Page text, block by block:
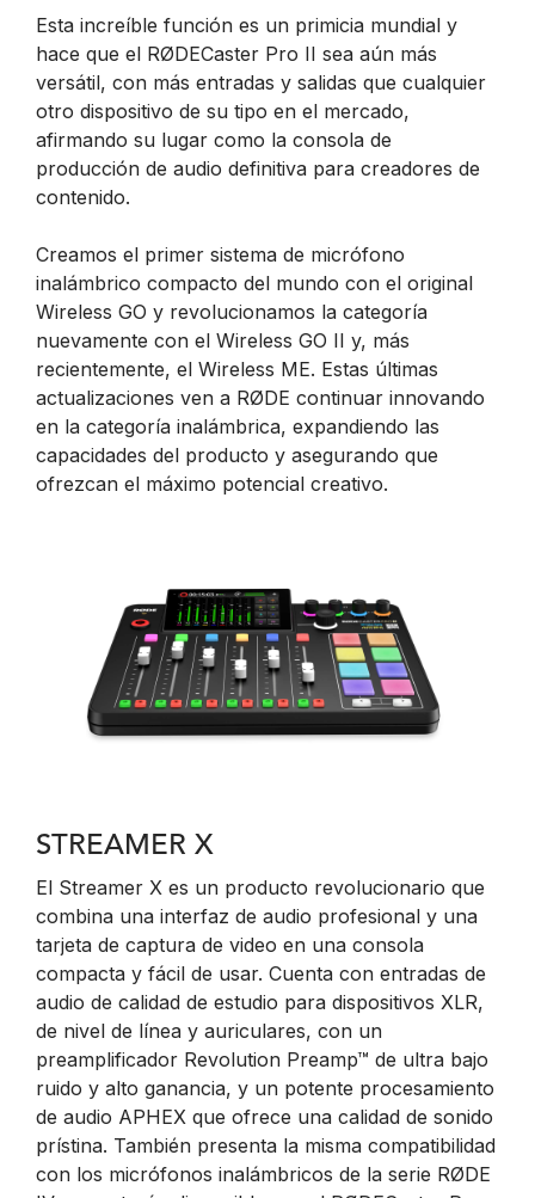
Esta increíble función es un primicia mundial y
hace que el RØDECaster Pro II sea aún más
versátil, con más entradas y salidas que cualquier
otro dispositivo de su tipo en el mercado,
afirmando su lugar como la consola de
producción de audio definitiva para creadores de
contenido.
Creamos el primer sistema de micrófono
inalámbrico compacto del mundo con el original
Wireless GO y revolucionamos la categoría
nuevamente con el Wireless GO II y, más
recientemente, el Wireless ME. Estas últimas
actualizaciones ven a RØDE continuar innovando
en la categoría inalámbrica, expandiendo las
capacidades del producto y asegurando que
ofrezcan el máximo potencial creativo.
STREAMER X
El Streamer X es un producto revolucionario que
combina una interfaz de audio profesional y una
tarjeta de captura de video en una consola
compacta y fácil de usar. Cuenta con entradas de
audio de calidad de estudio para dispositivos XLR,
de nivel de línea y auriculares, con un
preamplificador Revolution Preamp™ de ultra bajo
ruido y alto ganancia, y un potente procesamiento
de audio APHEX que ofrece una calidad de sonido
prístina. También presenta la misma compatibilidad
con los micrófonos inalámbricos de la serie RØDE